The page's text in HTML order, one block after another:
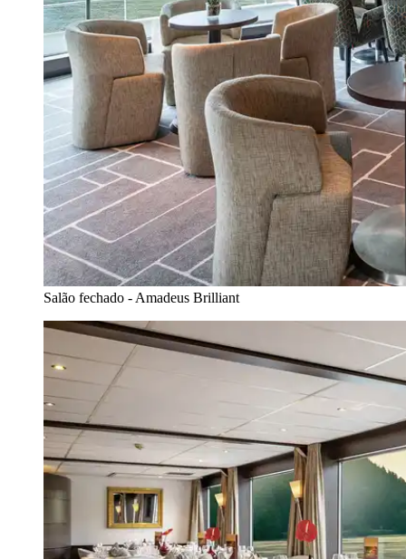
Salão fechado - Amadeus Brilliant